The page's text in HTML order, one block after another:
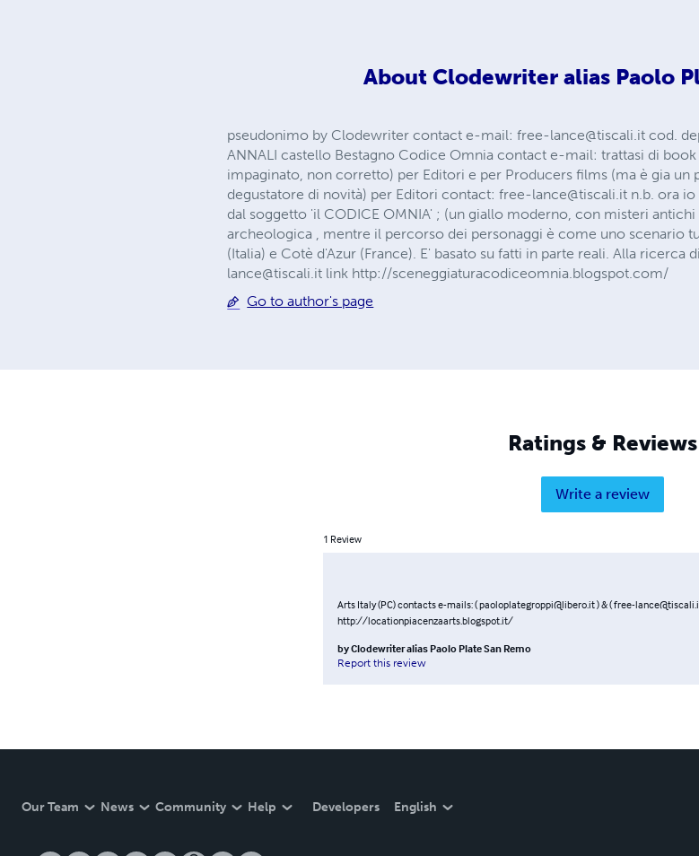
About Clodewriter alias Paolo
pseudonimo by Clodewriter contact e-mail:free-lance@tiscali.it cod.
ANNALI castello Bestagno Codice Omnia contact e-mail: trattasi di
impaginato, non corretto) per Editori e per Producers films (ma è gia
degustatore di novità) per Editori contact:free-lance@tiscali.it n.b. ora
dal soggetto 'il CODICE OMNIA' ; (un giallo moderno, con misteri
archeologica , mentre il percorso dei personaggi è come uno scenario
(Italia) e Cotè d'Azur (France). E' basato su fatti in parte reali. Alla
lance@tiscali.it link http://sceneggiaturacodiceomnia.blogspot.com/
Go to author's page
Ratings & Reviews
Write a review
1 Review
Arts Italy (PC) contacts e-mails: ( paoloplategroppi@libero.it ) & ( free-
http://locationpiacenzaarts.blogspot.it/
byClodewriter alias Paolo Plate San Remo
Report this review
Our Team News Community Help Developers English